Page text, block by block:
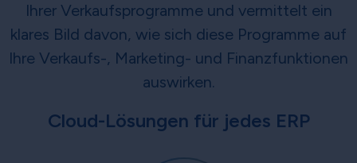
Ihrer Verkaufsprogramme und vermittelt ein
klares Bild davon, wie sich diese Programme auf
Ihre Verkaufs-, Marketing- und Finanzfunktionen
auswirken.
Cloud-Lösungen für jedes ERP